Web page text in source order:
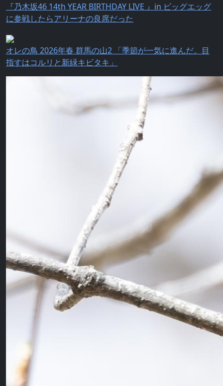
『乃⽊坂46 14th YEAR BIRTHDAY LIVE 』in ビッグエッグ
に参戦したらアリーナの良席だった
オレの鳥 2026年春 群馬の山2 「季節が一気に進んだ。目
指すはコルリと新緑キビタキ」